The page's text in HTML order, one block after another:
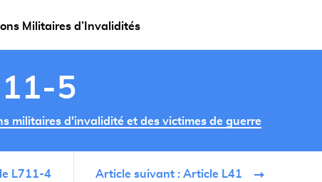
Militaires d’Invalidités
5
militaires d'invalidité et des victimes de guerre
L711-4 Article suivant : Article L41